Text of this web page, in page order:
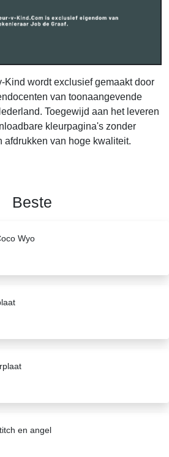
Kind wordt exclusief gemaakt door
van toonaangevende
Toegewijd aan het leveren
kleurpagina's zonder
afdrukken van hoge kwaliteit.
Beste
Wyo
en angel